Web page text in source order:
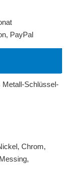
PayPal
Metall-Schlüssel-
Chrom,